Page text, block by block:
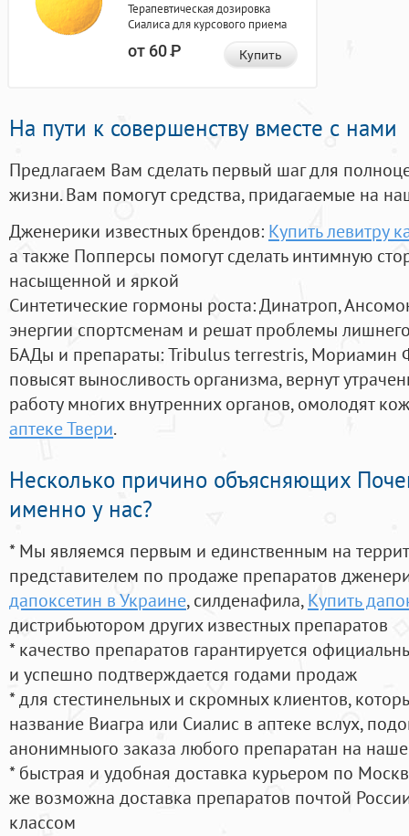
Терапевтическая дозировка
Сиалиса для курсового приема
от 60Р Купить
На пути к совершенству вместе с нами
Предлагаем Вам сделать первый шаг для
жизни. Вам помогут средства, придагаемые на
Дженерики известных брендов: Купить левитру
а также Попперсы помогут сделать интимную
насыщенной и яркой
Синтетические гормоны роста: Динатроп,
энергии спортсменам и решат проблемы
БАДы и препараты:Tribulus terrestris, Мориамин
повысят выносливость организма, вернут
работу многих внутренних органов, омолодят
аптеке Твери.
Несколько причино объясняющих
именно у нас?
* Мы являемся первым и единственным на
представителем по продаже препаратов
дапоксетин в Украине, силденафила, Купить
дистрибьютором других известных препаратов
* качество препаратов гарантируется
и успешно подтверждается годами продаж
* для стестинельных и скромных клиентов,
название Виагра или Сиалис в аптеке вслух,
анонимныого заказа любого препаратан на
* быстрая и удобная доставка курьером по
же возможна доставка препаратов почтой
классом